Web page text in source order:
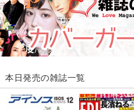
本日発売の雑誌一覧